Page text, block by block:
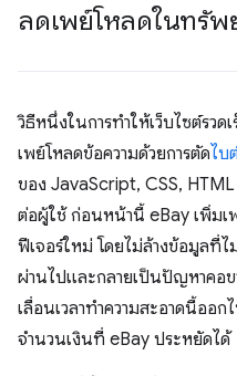
ลดเพย์โหลดในทรัพ
วิธีหนึ่งในการทําให้เว็บไซต์รว
เพย์โหลดข้อความด้วยการตัดไบ
ของ JavaScript, CSS,
ต่อผู้ใช้ ก่อนหน้านี้ eBay เพิ่ม
ฟีเจอร์ใหม่ โดยไม่ล้างข้อมูลที่ไ
ผ่านไปและกลายเป็นปัญหาคอ
เลื่อนเวลาทำความสะอาดนี้ออ
จำนวนเงินที่ eBay ประหยัดได้